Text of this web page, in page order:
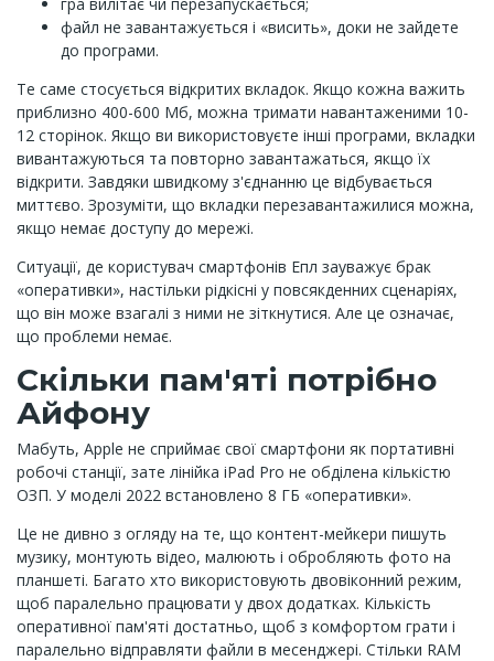
файл не завантажується і «висить», доки не зайдете
до програми.
Те саме стосується відкритих вкладок. Якщо кожна важить
приблизно 400-600 Мб, можна тримати навантаженими 10-
12 сторінок. Якщо ви використовуєте інші програми, вкладки
вивантажуються та повторно завантажаться, якщо їх
відкрити. Завдяки швидкому з'єднанню це відбувається
миттєво. Зрозуміти, що вкладки перезавантажилися можна,
якщо немає доступу до мережі.
Ситуації, де користувач смартфонів Епл зауважує брак
«оперативки», настільки рідкісні у повсякденних сценаріях,
що він може взагалі з ними не зіткнутися. Але це означає,
що проблеми немає.
Скільки пам'яті потрібно
Айфону
Мабуть, Apple не сприймає свої смартфони як портативні
робочі станції, зате лінійка iPad Pro не обділена кількістю
ОЗП. У моделі 2022 встановлено 8 ГБ «оперативки».
Це не дивно з огляду на те, що контент-мейкери пишуть
музику, монтують відео, малюють і обробляють фото на
планшеті. Багато хто використовують двовіконний режим,
щоб паралельно працювати у двох додатках. Кількість
оперативної пам'яті достатньо, щоб з комфортом грати і
паралельно відправляти файли в месенджері. Стільки RAM